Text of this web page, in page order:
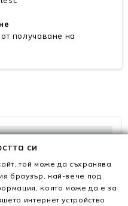
получаване на
текстил
текстил
каучук
си
той може да съхранява
браузър, най-вече под
която може да е за
интернет устройство